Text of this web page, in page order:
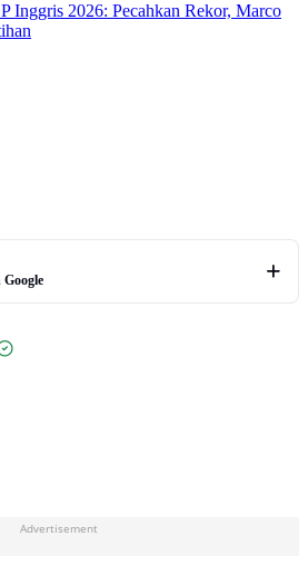
Inggris 2026: Pecahkan Rekor, Marco
Google
Advertisement